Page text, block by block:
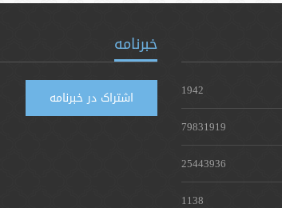
1942
79831919
25443936
1138
خبرنامه
اشتراک در خبرنامه